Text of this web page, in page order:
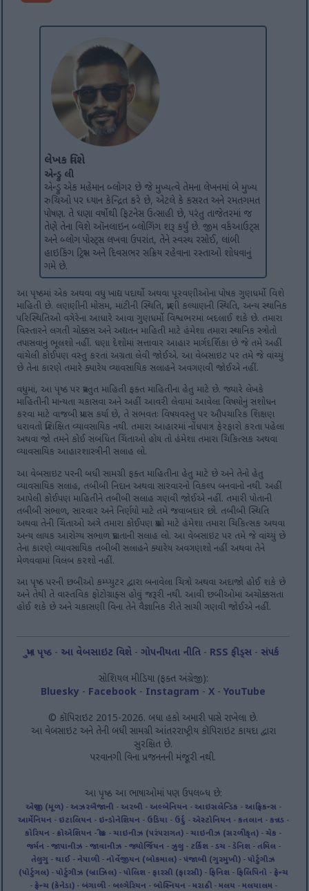
લેખક વિશે
એન્ડ્રુ લી
એન્ડ્રુ એક મહેમાન બ્લોગર છે જે મુખ્યત્વે તેમના લેખનમાં બે મુખ્ય
રુચિઓ પર ધ્યાન કેન્દ્રિત કરે છે, એટલે કે કસરત અને રમતગમત
પોષણ. તે ઘણા વર્ષોથી ફિટનેસ ઉત્સાહી છે, પરંતુ તાજેતરમાં જ
તેણે તેના વિશે ઑનલાઇન બ્લોગિંગ શરૂ કર્યું છે. જીમ વર્કઆઉટ્સ
અને બ્લોગ પોસ્ટ્સ લખવા ઉપરાંત, તેને સ્વસ્થ રસોઈ, લાંબી
હાઇકિંગ ટ્રિપ્સ અને દિવસભર સક્રિય રહેવાના રસ્તાઓ શોધવાનું
ગમે છે.
આ પૃષ્ઠમાં એક અથવા વધુ ખાદ્ય પદાર્થો અથવા પૂરવણીઓના પોષક ગુણધર્મો વિશે
માહિતી છે. લણણીની મોસમ, માટીની સ્થિતિ, પ્રાણી કલ્યાણની સ્થિતિ, અન્ય સ્થાનિક
પરિસ્થિતિઓ વગેરેના આધારે આવા ગુણધર્મો વિશ્વભરમાં બદલાઈ શકે છે. તમારા
વિસ્તારને લગતી ચોક્કસ અને અદ્યતન માહિતી માટે હંમેશા તમારા સ્થાનિક સ્ત્રોતો
તપાસવાનું ભૂલશો નહીં. ઘણા દેશોમાં સત્તાવાર આહાર માર્ગદર્શિકા છે જે તમે અહીં
વાંચેલી કોઈપણ વસ્તુ કરતાં અગ્રતા લેવી જોઈએ. આ વેબસાઇટ પર તમે જે વાંચ્યું
છે તેના કારણે તમારે ક્યારેય વ્યાવસાયિક સલાહને અવગણવી જોઈએ નહીં.
વધુમાં, આ પૃષ્ઠ પર પ્રસ્તુત માહિતી ફક્ત માહિતીના હેતુ માટે છે. જ્યારે લેખકે
માહિતીની માન્યતા ચકાસવા અને અહીં આવરી લેવામાં આવેલા વિષયોનું સંશોધન
કરવા માટે વાજબી પ્રયાસ કર્યા છે, તે સંભવતઃ વિષયવસ્તુ પર ઔપચારિક શિક્ષણ
ધરાવતો પ્રશિક્ષિત વ્યાવસાયિક નથી. તમારા આહારમાં નોંધપાત્ર ફેરફારો કરતા પહેલા
અથવા જો તમને કોઈ સંબંધિત ચિંતાઓ હોય તો હંમેશા તમારા ચિકિત્સક અથવા
વ્યાવસાયિક આહારશાસ્ત્રીની સલાહ લો.
આ વેબસાઇટ પરની બધી સામગ્રી ફક્ત માહિતીના હેતુ માટે છે અને તેનો હેતુ
વ્યાવસાયિક સલાહ, તબીબી નિદાન અથવા સારવારનો વિકલ્પ બનવાનો નથી. અહીં
આપેલી કોઈપણ માહિતીને તબીબી સલાહ ગણવી જોઈએ નહીં. તમારી પોતાની
તબીબી સંભાળ, સારવાર અને નિર્ણયો માટે તમે જવાબદાર છો. તબીબી સ્થિતિ
અથવા તેની ચિંતાઓ અંગે તમારા કોઈપણ પ્રશ્નો માટે હંમેશા તમારા ચિકિત્સક અથવા
અન્ય લાયક આરોગ્ય સંભાળ પ્રદાતાની સલાહ લો. આ વેબસાઇટ પર તમે જે વાંચ્યું છે
તેના કારણે વ્યાવસાયિક તબીબી સલાહને ક્યારેય અવગણશો નહીં અથવા તેને
મેળવવામાં વિલંબ કરશો નહીં.
આ પૃષ્ઠ પરની છબીઓ કમ્પ્યુટર દ્વારા બનાવેલા ચિત્રો અથવા અંદાજો હોઈ શકે છે
અને તેથી તે વાસ્તવિક ફોટોગ્રાફ્સ હોવું જરૂરી નથી. આવી છબીઓમાં અચોક્કસતા
હોઈ શકે છે અને ચકાસણી વિના તેને વૈજ્ઞાનિક રીતે સાચી ગણવી જોઈએ નહીં.
મુખ પૃષ્ઠ - આ વેબસાઇટ વિશે -ગોપનીયતા નીતિ - RSS ફીડ્સ - સંપર્ક
સોશિયલ મીડિયા (ફક્ત અંગ્રેજી):
Bluesky - Facebook - Instagram -X -YouTube
© કૉપિરાઇટ 2015-2026. બધા હકો અમારી પાસે રાખેલા છે.
આ વેબસાઇટ અને તેની બધી સામગ્રી આંતરરાષ્ટ્રીય કૉપિરાઇટ કાયદા દ્વારા
સુરક્ષિત છે.
પરવાનગી વિના પ્રજનનની મંજૂરી નથી.
આ પૃષ્ઠ આ ભાષાઓમાં પણ ઉપલબ્ધ છે:
અંગ્રેજી (મૂળ)-અઝરબૈજાની-અરબી-અલ્બેનિયન-આઇસલેન્ડિક -આફ્રિકન્સ-
આર્મેનિયન- ઇટાલિયન- ઇન્ડોનેશિયન- ઉડિયા- ઉર્દુ -એસ્ટોનિયન- કતલાન- કન્નડ -
કોરિયન -ક્રોએશિયન -ગ્રીક -ચાઇનીઝ (પરંપરાગત) -ચાઇનીઝ (સરળીકૃત) -ચેક -
જર્મન-જાપાનીઝ -જાવાનીઝ -જ્યોર્જિયન- ઝુલુ- ટર્કિશ-ડચ-ડેનિશ- તમિલ-
તેલુગુ -થાઈ -નેપાળી -નોર્વેજીયન (બોકમાલ) -પંજાબી (ગુરમુખી) -પોર્ટુગીઝ
(પોર્ટુગલ)-પોર્ટુગીઝ (બ્રાઝિલ)-પોલિશ- ફારસી (ફારસી)- ફિનિશ- ફિલિપિનો-ફ્રેન્ચ
-ફ્રેન્ચ (કેનેડા)- બંગાળી- બલ્ગેરિયન- બોસ્નિયન-મરાઠી-મલય-મલયાલમ-